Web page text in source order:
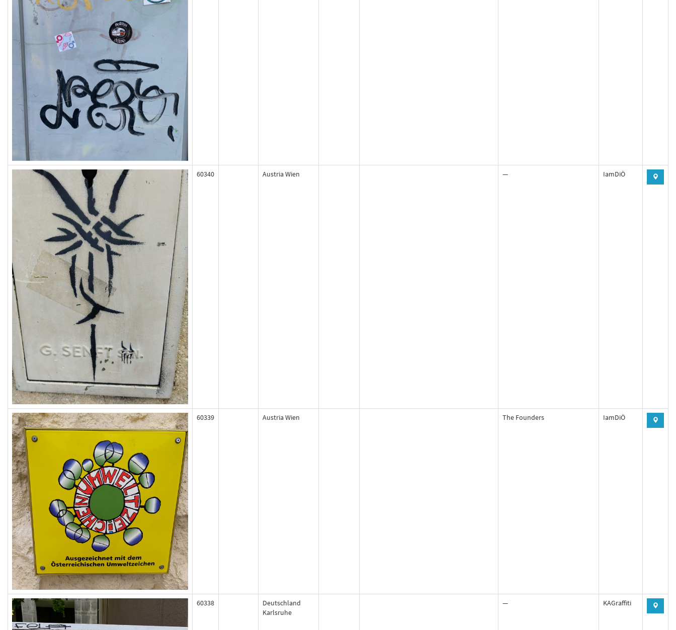
60340 Austria Wien — IamDiÖ
60339 Austria Wien The Founders IamDiÖ
60338
Deutschland
Karlsruhe
— KAGraffiti